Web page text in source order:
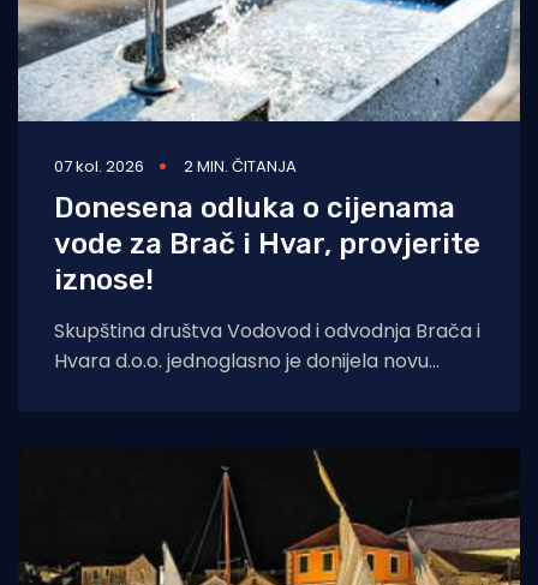
07 kol. 2026 2 MIN. ČITANJA
Donesena odluka o cijenama
vode za Brač i Hvar, provjerite
iznose!
Skupština društva Vodovod i odvodnja Brača i
Hvara d.o.o. jednoglasno je donijela novu